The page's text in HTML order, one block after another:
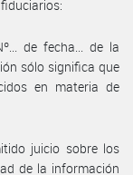
de fecha... de la
sólo significa que
en materia de
juicio sobre los
de la información